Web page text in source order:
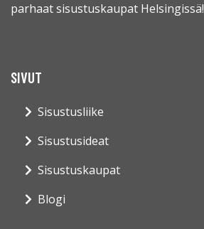
parhaat sisustuskaupat Helsingissä!
SIVUT
Sisustusliike
Sisustusideat
Sisustuskaupat
Blogi